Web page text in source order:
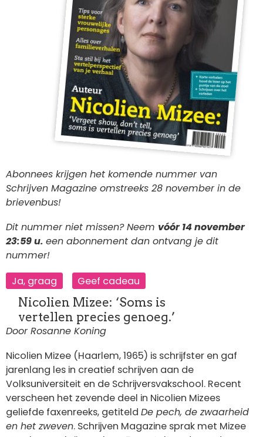
Abonnees krijgen het komende nummer van
Schrijven Magazine omstreeks 28 november in de
brievenbus!
Dit nummer niet missen? Neem vóór 14 november
23:59 u. een abonnement dan ontvang je dit
nummer!
Ja, graag
Geef cadeau
Nicolien Mizee: ‘Soms is
vertellen precies genoeg.’
Door Rosanne Koning
Nicolien Mizee (Haarlem, 1965) is schrijfster en gaf
jarenlang les in creatief schrijven aan de
Volksuniversiteit en de Schrijversvakschool. Recent
verscheen het zevende deel in Nicolien Mizees
geliefde faxenreeks, getiteld De pech, de zwaarheid
en het zweven. Schrijven Magazine sprak met Mizee